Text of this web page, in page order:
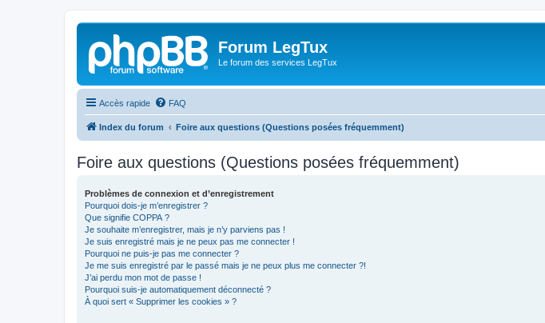
Forum LegTux
Le forum des services LegTux
Accès rapide FAQ
Index du forum Foire aux questions (Questions posées fréquemment)
Foire aux questions (Questions posées fréquemment)
Problèmes de connexion et d’enregistrement
Pourquoi dois-je m’enregistrer ?
Que signifie COPPA ?
Je souhaite m’enregistrer, mais je n’y parviens pas !
Je suis enregistré mais je ne peux pas me connecter !
Pourquoi ne puis-je pas me connecter ?
Je me suis enregistré par le passé mais je ne peux plus me connecter ?!
J’ai perdu mon mot de passe !
Pourquoi suis-je automatiquement déconnecté ?
À quoi sert « Supprimer les cookies » ?